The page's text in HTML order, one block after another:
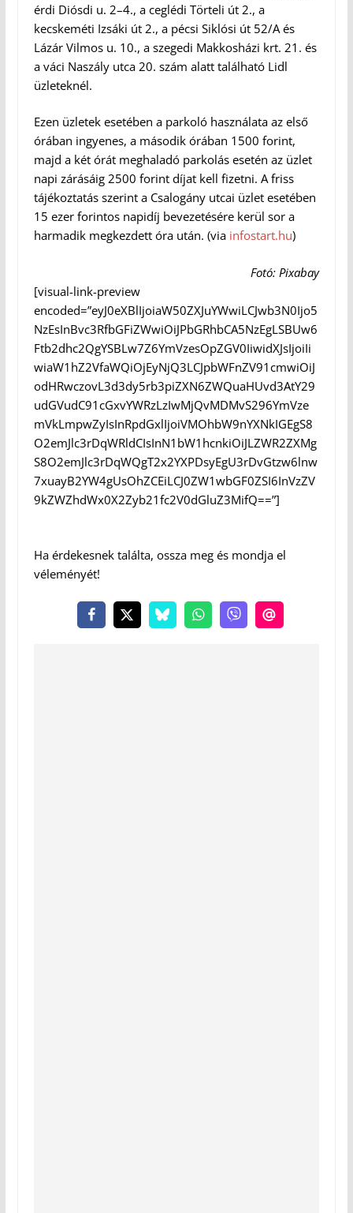
érdi Diósdi u. 2–4., a ceglédi Törteli út 2., a
kecskeméti Izsáki út 2., a pécsi Siklósi út 52/A és
Lázár Vilmos u. 10., a szegedi Makkosházi krt. 21. és
a váci Naszály utca 20. szám alatt található Lidl
üzleteknél.
Ezen üzletek esetében a parkoló használata az első
órában ingyenes, a második órában 1500 forint,
majd a két órát meghaladó parkolás esetén az üzlet
napi zárásáig 2500 forint díjat kell fizetni. A friss
tájékoztatás szerint a Csalogány utcai üzlet esetében
15 ezer forintos napidíj bevezetésére kerül sor a
harmadik megkezdett óra után. (viainfostart.hu)
Fotó: Pixabay
[visual-link-preview
encoded=”eyJ0eXBlIjoiaW50ZXJuYWwiLCJwb3N0Ijo5
NzEsInBvc3RfbGFiZWwiOiJPbGRhbCA5NzEgLSBUw6
Ftb2dhc2QgYSBLw7Z6YmVzesOpZGV0IiwidXJsIjoiIi
wiaW1hZ2VfaWQiOjEyNjQ3LCJpbWFnZV91cmwiOiJ
odHRwczovL3d3dy5rb3piZXN6ZWQuaHUvd3AtY29
udGVudC91cGxvYWRzLzIwMjQvMDMvS296YmVze
mVkLmpwZyIsInRpdGxlIjoiVMOhbW9nYXNkIGEgS8
O2emJlc3rDqWRldCIsInN1bW1hcnkiOiJLZWR2ZXMg
S8O2emJlc3rDqWQgT2x2YXPDsyEgU3rDvGtzw6lnw
7xuayB2YW4gUsOhZCEiLCJ0ZW1wbGF0ZSI6InVzZV
9kZWZhdWx0X2Zyb21fc2V0dGluZ3MifQ==”]
Ha érdekesnek találta, ossza meg és mondja el
véleményét!